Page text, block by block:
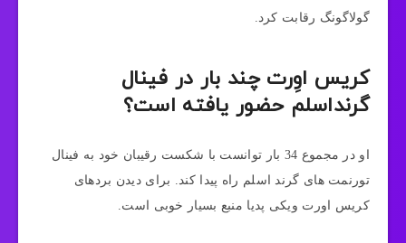
گولاگونگ رقابت کرد.
کریس اوِرت چند بار در فینال
گرنداسلم حضور یافته است؟
او در مجموع 34 بار توانست با شکست رقیبان خود به فینال
تورنمت های گرند اسلم راه پیدا کند. برای دیدن بردهای
کریس اورت ویکی پدیا منبع بسیار خوبی است.